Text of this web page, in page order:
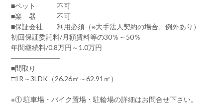
■ペット 不可
■楽 器 不可
■保証会社 利用必須（※大手法人契約の場合、例外あり）
初回保証委託料/月額賃料等の30％～50％
年間継続料/0.8万円～1.0万円
―――――――
■間取り
□1R～3LDK（26.26㎡～62.91㎡）
※① 駐車場・バイク置場・駐輪場の詳細はお問合せ下さい。